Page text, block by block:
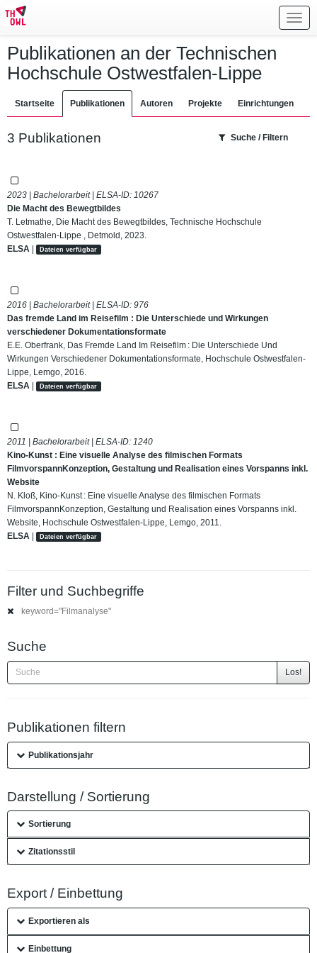
Publikationen an der Technischen
Hochschule Ostwestfalen-Lippe
Startseite Publikationen Autoren Projekte Einrichtungen
3 Publikationen Suche / Filtern
2023 | Bachelorarbeit | ELSA-ID: 10267
Die Macht des Bewegtbildes
T. Letmathe, Die Macht des Bewegtbildes, Technische Hochschule
Ostwestfalen-Lippe , Detmold, 2023.
ELSA | Dateien verfügbar
2016 | Bachelorarbeit | ELSA-ID: 976
Das fremde Land im Reisefilm : Die Unterschiede und Wirkungen
verschiedener Dokumentationsformate
E.E. Oberfrank, Das Fremde Land Im Reisefilm : Die Unterschiede Und
Wirkungen Verschiedener Dokumentationsformate, Hochschule Ostwestfalen-
Lippe, Lemgo, 2016.
ELSA | Dateien verfügbar
2011 | Bachelorarbeit | ELSA-ID: 1240
Kino-Kunst : Eine visuelle Analyse des filmischen Formats
FilmvorspannKonzeption, Gestaltung und Realisation eines Vorspanns inkl.
Website
N. Kloß, Kino-Kunst : Eine visuelle Analyse des filmischen Formats
FilmvorspannKonzeption, Gestaltung und Realisation eines Vorspanns inkl.
Website, Hochschule Ostwestfalen-Lippe, Lemgo, 2011.
ELSA | Dateien verfügbar
Filter und Suchbegriffe
keyword="Filmanalyse"
Suche
Los!
Publikationen filtern
Publikationsjahr
Darstellung / Sortierung
Sortierung
Zitationsstil
Export / Einbettung
Exportieren als
Einbettung